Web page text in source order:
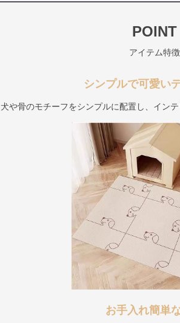
POINT
アイテム特徴
シンプルで可愛い
犬や骨のモチーフをシンプルに配置し、イン
お手入れ簡単